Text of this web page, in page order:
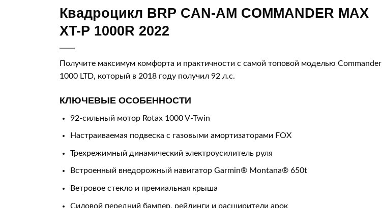
Квадроцикл BRP CAN-AM COMMANDER MAX
XT-P 1000R 2022
Получите максимум комфорта и практичности с самой топовой моделью Commander
1000 LTD, который в 2018 году получил 92 л.с.
КЛЮЧЕВЫЕ ОСОБЕННОСТИ
92-сильный мотор Rotax 1000 V-Twin
Настраиваемая подвеска с газовыми амортизаторами FOX
Трехрежимный динамический электроусилитель руля
Встроенный внедорожный навигатор Garmin® Montana® 650t
Ветровое стекло и премиальная крыша
Силовой передний бампер, рейлинги и расширители арок